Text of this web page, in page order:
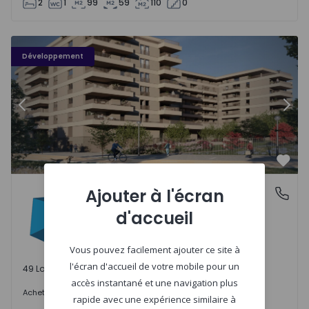
2 1 99 59 110 0
Développement
PLENO JARDIM - 3
Précédent
Águas Santas, PortoPLENO JARDIM
Águas Santas, Porto
49 Lots disponibles
Acheter 242.000 €
Ajouter à l'écran
d'accueil
Vous pouvez facilement ajouter ce site à
l'écran d'accueil de votre mobile pour un
accès instantané et une navigation plus
rapide avec une expérience similaire à